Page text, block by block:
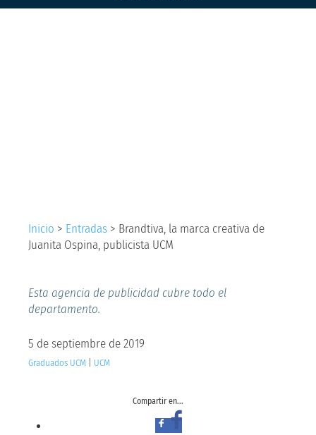
Inicio > Entradas > Brandtiva, la marca creativa de
Juanita Ospina, publicista UCM
Esta agencia de publicidad cubre todo el
departamento.
5 de septiembre de 2019
Graduados UCM UCM
Compartir en...